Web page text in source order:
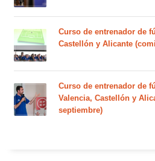
Curso de entrenador de
Castellón y Alicante
Curso de entrenador de
Valencia, Castellón y
septiembre)